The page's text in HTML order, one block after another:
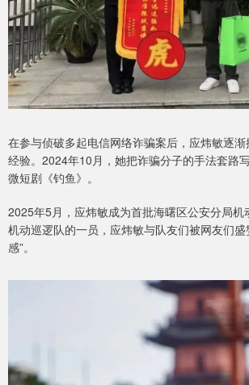
在参与侦破多起电信网络诈骗案后，应炜敏逐
经验。2024年10月，她把诈骗分子的手法套路
微短剧《钓鱼》。
2025年5月，应炜敏成为首批海曙区公安分局机
机动巡逻队的一员，应炜敏与队友们被网友们盛
感”。